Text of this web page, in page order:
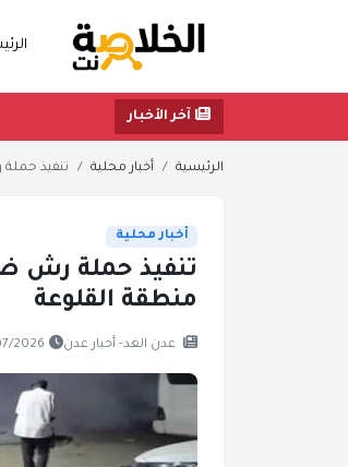
آخر الأخبار
الرئيسية أخبار محلية تنفيذ
أخبار محلية
تنفيذ حملة رش
منطقة القلوعة
عدن الغد- أخبار عدن 16:42